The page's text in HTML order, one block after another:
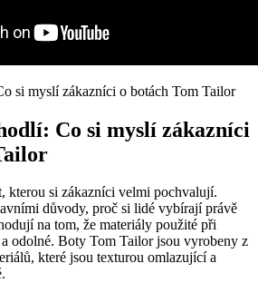
Co si ‌myslí zákazníci
kterou si⁣ zákazníci velmi pochvalují.
důvody, proč si ⁣lidé‌ vybírají právě
na ‍tom, že ⁣materiály⁤ použité při
odolné. Boty‌ Tom⁤ Tailor ‌jsou vyrobeny z
které jsou texturou omlazující a